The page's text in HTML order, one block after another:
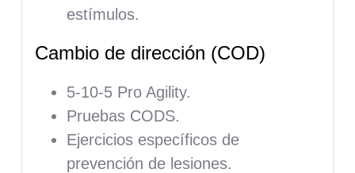
estímulos.
Cambio de dirección (COD)
5-10-5 Pro Agility.
Pruebas CODS.
Ejercicios específicos de
prevención de lesiones.